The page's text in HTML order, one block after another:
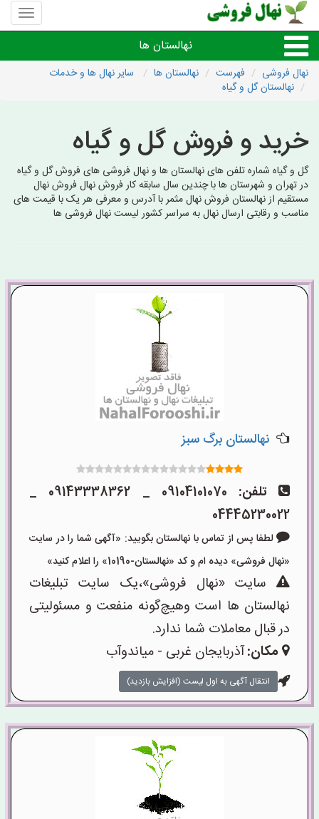
منوی
سایت
فروشی
نهالستان ها
نهال های زینتی،غیرمثمر
نهال های کمیاب،خاص
نهالستان های شهرها
نهال فروشی فهرست نهالستان ها
سایر نهال ها و خدمات
نهالستان گل و گیاه
خرید و فروش گل و گیاه
گل و گیاه شماره تلفن های نهالستان ها و نهال فروشی های فروش گل و گیاه
در تهران و شهرستان ها با چندین سال سابقه کار فروش نهال فروش نهال
مستقیم از نهالستان فروش نهال مثمر با آدرس و معرفی هر یک با قیمت های
مناسب و رقابتی ارسال نهال به سراسر کشور لیست نهال فروشی ها
نهالستان برگ سبز
تلفن:
09104101070 _ 09143338362 _
04445230022
لطفا پس از تماس با نهالستان بگویید: «آگهی شما را در سایت
«نهال فروشی» دیده ام و کد «نهالستان-10190» را اعلام کنید»
سایت «نهال فروشی»،یک سایت تبلیغات
نهالستان ها است وهیچ‌گونه منفعت و مسئولیتی
در قبال معاملات شما ندارد.
مکان:آذربایجان غربی - میاندوآب
انتقال آگهی به اول لیست (افزایش بازدید)